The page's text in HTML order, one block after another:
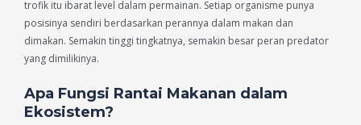
trofik itu ibarat level dalam permainan. Setiap organisme punya
posisinya sendiri berdasarkan perannya dalam makan dan
dimakan. Semakin tinggi tingkatnya, semakin besar peran predator
yang dimilikinya.
Apa Fungsi Rantai Makanan dalam
Ekosistem?